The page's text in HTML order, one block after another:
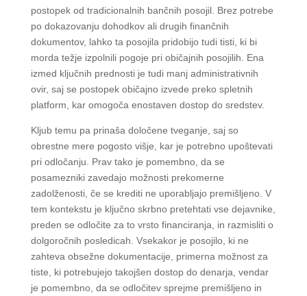
postopek od tradicionalnih bančnih posojil. Brez potrebe
po dokazovanju dohodkov ali drugih finančnih
dokumentov, lahko ta posojila pridobijo tudi tisti, ki bi
morda težje izpolnili pogoje pri običajnih posojilih. Ena
izmed ključnih prednosti je tudi manj administrativnih
ovir, saj se postopek običajno izvede preko spletnih
platform, kar omogoča enostaven dostop do sredstev.
Kljub temu pa prinaša določene tveganje, saj so
obrestne mere pogosto višje, kar je potrebno upoštevati
pri odločanju. Prav tako je pomembno, da se
posamezniki zavedajo možnosti prekomerne
zadolženosti, če se krediti ne uporabljajo premišljeno. V
tem kontekstu je ključno skrbno pretehtati vse dejavnike,
preden se odločite za to vrsto financiranja, in razmisliti o
dolgoročnih posledicah. Vsekakor je posojilo, ki ne
zahteva obsežne dokumentacije, primerna možnost za
tiste, ki potrebujejo takojšen dostop do denarja, vendar
je pomembno, da se odločitev sprejme premišljeno in